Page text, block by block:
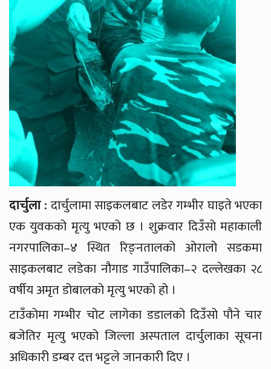
दार्चुला : दार्चुलामा साइकलबाट लडेर गम्भीर घाइते भएका
एक युवकको मृत्यु भएको छ । शुक्रवार दिउँसो महाकाली
नगरपालिका–४ स्थित रिङ्नतालको ओरालो सडकमा
साइकलबाट लडेका नौगाड गाउँपालिका–२ दल्लेखका २८
वर्षीय अमृत डोबालको मृत्यु भएको हो ।
टाउँकोमा गम्भीर चोट लागेका डडालको दिउँसो पौने चार
बजेतिर मृत्यु भएको जिल्ला अस्पताल दार्चुलाका सूचना
अधिकारी डम्बर दत्त भट्टले जानकारी दिए ।